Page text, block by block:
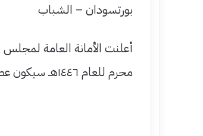
بورتسودان – الشباب
محرم للعام ١٤٤٦هـ سيكون عطلة رسمية في جميع أنحاء البلاد بمناسبة العام الهجري الجديد.